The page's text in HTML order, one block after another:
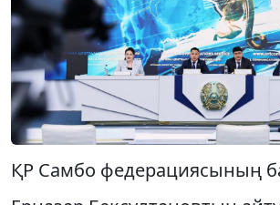
ҚР Самбо федерациясының